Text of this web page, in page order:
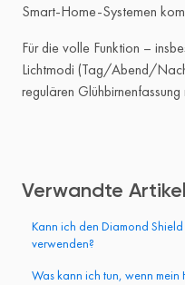
Smart-Home-Systemen
Für die volle Funktion –
Lichtmodi (Tag/Abend/
regulären
Verwandte Artikel
Kann ich den Diamond
verwenden?
Was kann ich tun, wenn